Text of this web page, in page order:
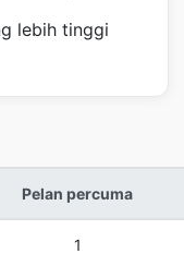
lebih tinggi
Pelan percuma
1